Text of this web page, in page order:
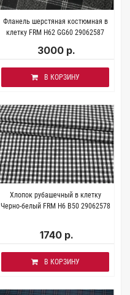
Фланель шерстяная костюмная в
клетку FRM H62 GG60 29062587
3000 р.
В КОРЗИНУ
Хлопок рубашечный в клетку
Черно-белый FRM H6 B50 29062578
1740 р.
В КОРЗИНУ